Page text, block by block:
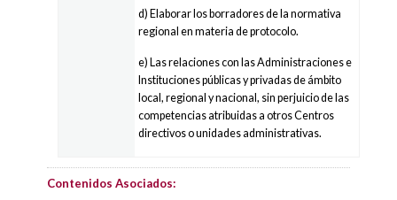
d) Elaborar los borradores de la normativa
regional en materia de protocolo.
e) Las relaciones con las Administraciones e
Instituciones públicas y privadas de ámbito
local, regional y nacional, sin perjuicio de las
competencias atribuidas a otros Centros
directivos o unidades administrativas.
Contenidos Asociados: